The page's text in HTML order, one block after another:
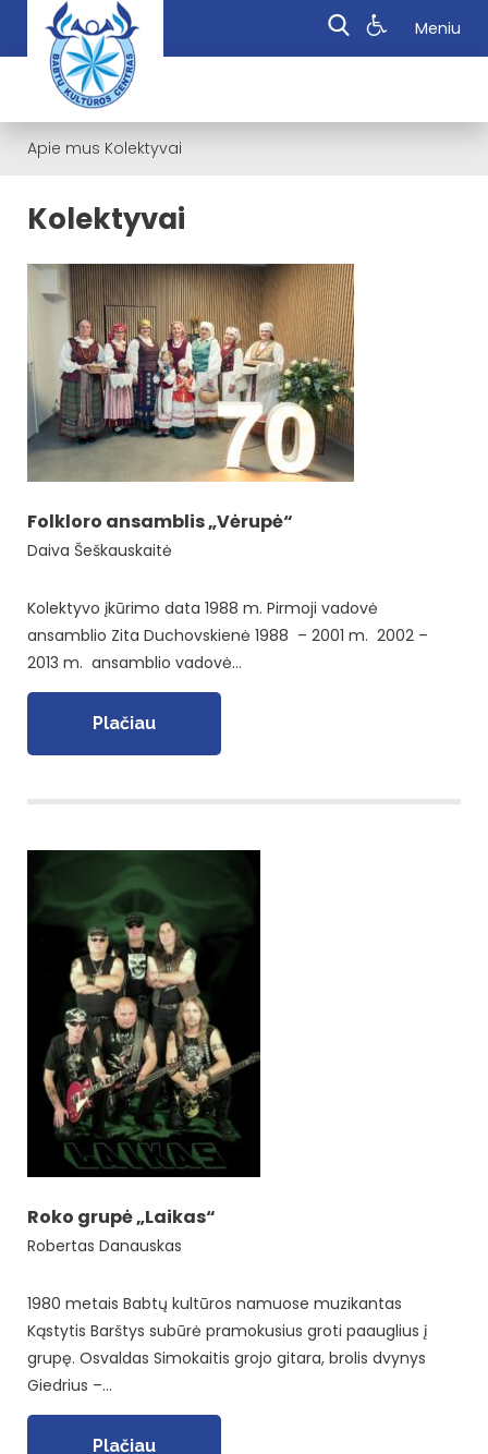
Meniu
Apie mus Kolektyvai
Kolektyvai
Folkloro ansamblis „Vėrupė“
Daiva Šeškauskaitė
Kolektyvo įkūrimo data 1988 m. Pirmoji vadovė
ansamblio Zita Duchovskienė 1988 – 2001 m. 2002 –
2013 m. ansamblio vadovė…
Plačiau
Roko grupė „Laikas“
Robertas Danauskas
1980 metais Babtų kultūros namuose muzikantas
Kąstytis Barštys subūrė pramokusius groti paauglius į
grupę. Osvaldas Simokaitis grojo gitara, brolis dvynys
Giedrius –…
Plačiau